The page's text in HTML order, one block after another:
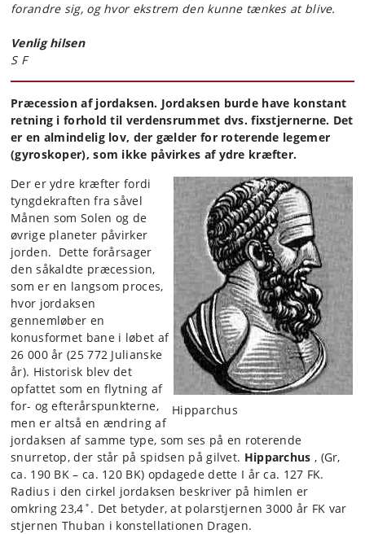
forandre sig, og hvor ekstrem den kunne tænkes at blive.
Venlig hilsen
S F
Præcession af jordaksen. Jordaksen burde have konstant
retning i forhold til verdensrummet dvs. fixstjernerne. Det
er en almindelig lov, der gælder for roterende legemer
(gyroskoper), som ikke påvirkes af ydre kræfter.
Hipparchus
Der er ydre kræfter fordi
tyngdekraften fra såvel
Månen som Solen og de
øvrige planeter påvirker
jorden. Dette forårsager
den såkaldte præcession,
som er en langsom proces,
hvor jordaksen
gennemløber en
konusformet bane i løbet af
26 000 år (25 772 Julianske
år). Historisk blev det
opfattet som en flytning af
for- og efterårspunkterne,
men er altså en ændring af
jordaksen af samme type, som ses på en roterende
snurretop, der står på spidsen på gilvet. Hipparchus , (Gr,
ca. 190 BK – ca. 120 BK) opdagede dette I år ca. 127 FK.
Radius i den cirkel jordaksen beskriver på himlen er
omkring 23,4˚. Det betyder, at polarstjernen 3000 år FK var
stjernen Thuban i konstellationen Dragen.